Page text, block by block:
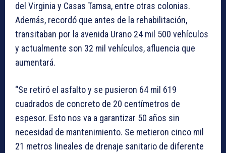
del Virginia y Casas Tamsa, entre otras colonias.
Además, recordó que antes de la rehabilitación,
transitaban por la avenida Urano 24 mil 500 vehículos
y actualmente son 32 mil vehículos, afluencia que
aumentará.
“Se retiró el asfalto y se pusieron 64 mil 619
cuadrados de concreto de 20 centímetros de
espesor. Esto nos va a garantizar 50 años sin
necesidad de mantenimiento. Se metieron cinco mil
21 metros lineales de drenaje sanitario de diferente